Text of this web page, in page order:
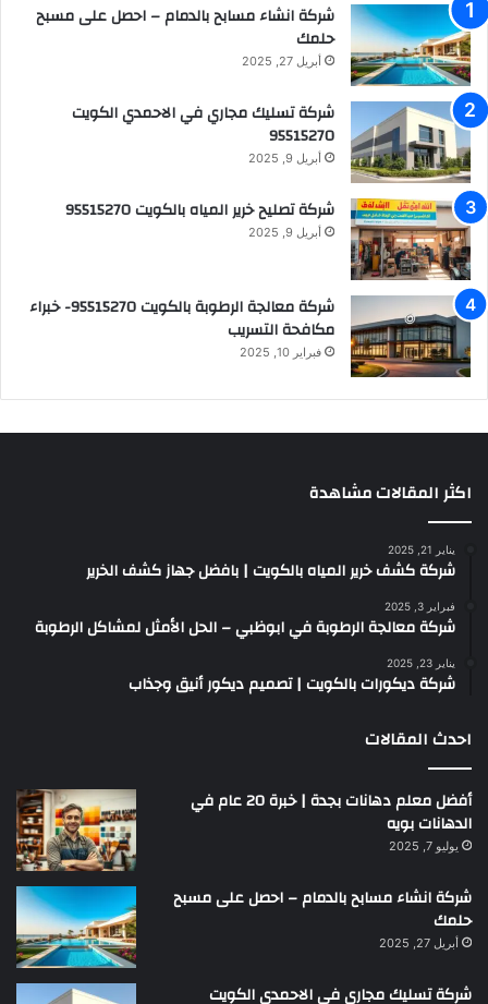
شركة انشاء مسابح بالدمام – احصل على مسبح
حلمك
أبريل 27, 2025
شركة تسليك مجاري في الاحمدي الكويت
95515270
أبريل 9, 2025
شركة تصليح خرير المياه بالكويت 95515270
أبريل 9, 2025
شركة معالجة الرطوبة بالكويت 95515270- خبراء
مكافحة التسريب
فبراير 10, 2025
اكثر المقالات مشاهدة
يناير 21, 2025
شركة كشف خرير المياه بالكويت | بافضل جهاز كشف الخرير
فبراير 3, 2025
شركة معالجة الرطوبة في ابوظبي – الحل الأمثل لمشاكل الرطوبة
يناير 23, 2025
شركة ديكورات بالكويت | تصميم ديكور أنيق وجذاب
احدث المقالات
أفضل معلم دهانات بجدة | خبرة 20 عام في
الدهانات بويه
يوليو 7, 2025
شركة انشاء مسابح بالدمام – احصل على مسبح
حلمك
أبريل 27, 2025
شركة تسليك مجاري في الاحمدي الكويت